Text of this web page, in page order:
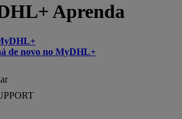
Aprenda
de novo no MyDHL+